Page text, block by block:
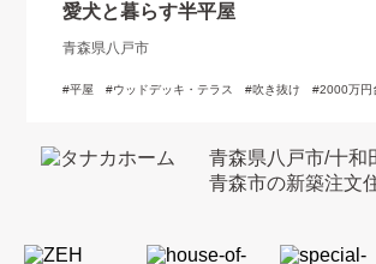
愛犬と暮らす半平屋
青森県八戸市
平屋 ウッドデッキ・テラス 吹き抜け 2000万円
青森県八戸市/十和
青森市の新築注文